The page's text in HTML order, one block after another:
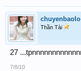
chuyenbaolo
Thần Tài
27
7/8/10